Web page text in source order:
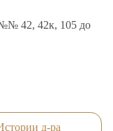
42, 42к, 105 до
д-ра